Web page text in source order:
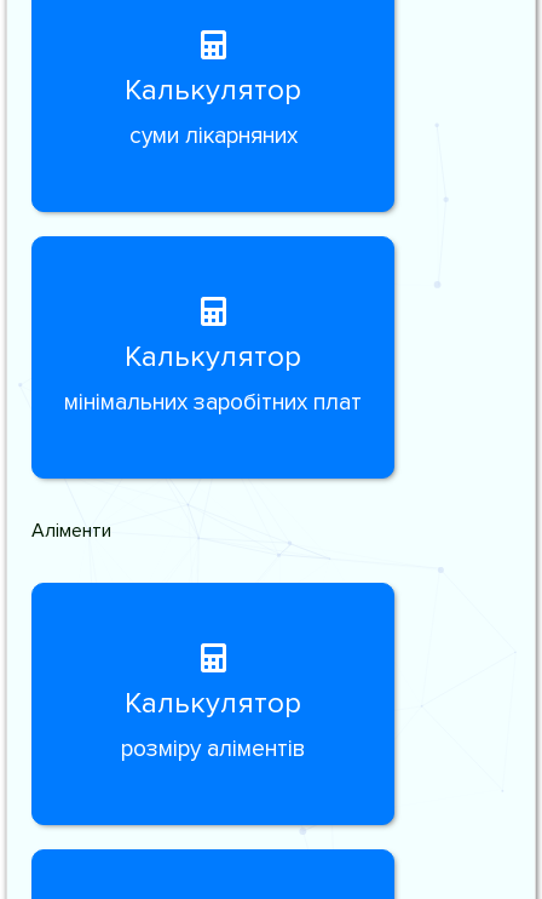
Калькулятор
суми лікарняних
Калькулятор
мінімальних заробітних плат
Аліменти
Калькулятор
розміру аліментів